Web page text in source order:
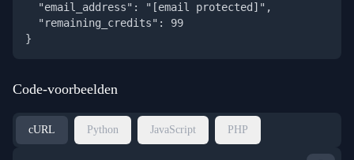
  "email_address": "
[email protected] ",
  "remaining_credits": 99
}
Code-voorbeelden
cURL Python JavaScript PHP